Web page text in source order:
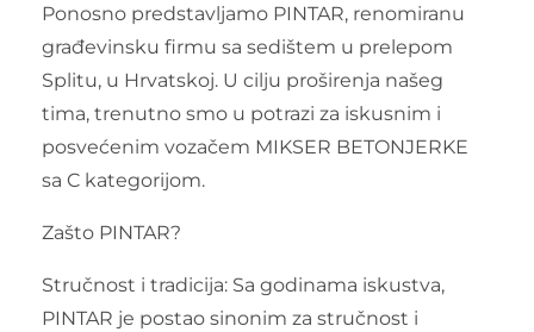
Ponosno predstavljamo PINTAR, renomiranu
građevinsku firmu sa sedištem u prelepom
Splitu, u Hrvatskoj. U cilju proširenja našeg
tima, trenutno smo u potrazi za iskusnim i
posvećenim vozačem MIKSER BETONJERKE
sa C kategorijom.
Zašto PINTAR?
Stručnost i tradicija: Sa godinama iskustva,
PINTAR je postao sinonim za stručnost i